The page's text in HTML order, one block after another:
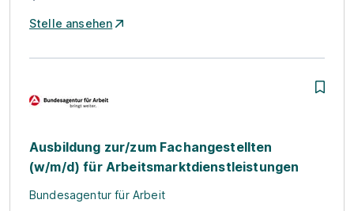
Stelle ansehen
Ausbildung zur/zum Fachangestellten
(w/m/d) für Arbeitsmarktdienstleistungen
Bundesagentur für Arbeit